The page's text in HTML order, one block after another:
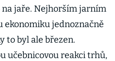
na jaře. Nejhorším jarním
ekonomiku jednoznačně
to byl ale březen.
učebnicovou reakci trhů,